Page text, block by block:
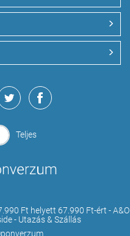
Teljes
Ft helyett 67.990 Ft-ért - A&O
- Utazás & Szállás